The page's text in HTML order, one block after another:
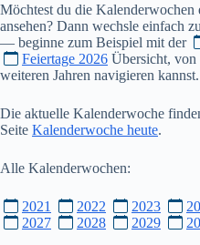
Möchtest du die Kalenderwochen
ansehen? Dann wechsle einfach
— beginne zum Beispiel mit der
Feiertage 2026 Übersicht, von
weiteren Jahren navigieren kannst.
Die aktuelle Kalenderwoche
Seite Kalenderwoche heute.
Alle Kalenderwochen:
2021 2022 2023
2027
2028 2029